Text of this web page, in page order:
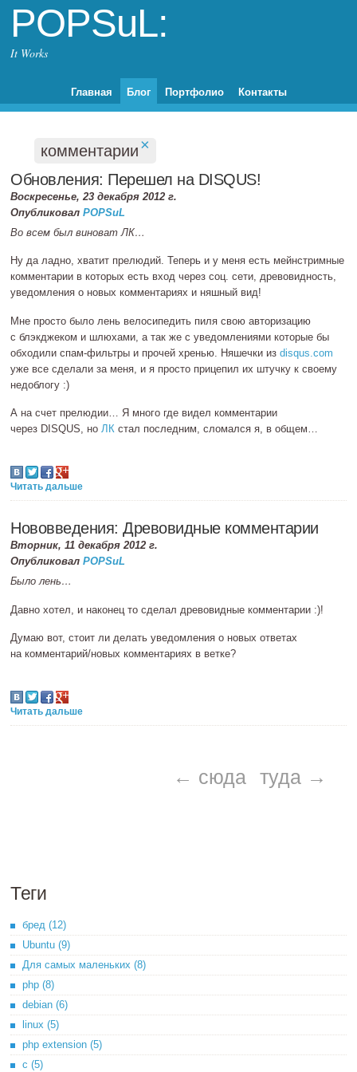
POPSuL:
It Works
Главная Блог Портфолио Контакты
комментарии×
Обновления: Перешел на DISQUS!
Воскресенье, 23 декабря 2012 г.
ОпубликовалPOPSuL
Во всем был виноват ЛК…
Ну да ладно, хватит прелюдий. Теперь и у меня есть мейнстримные
комментарии в которых есть вход через соц. сети, древовидность,
уведомления о новых комментариях и няшный вид!
Мне просто было лень велосипедить пиля свою авторизацию
с блэкджеком и шлюхами, а так же с уведомлениями которые бы
обходилиспам‐фильтры и прочей хренью. Няшечки изdisqus.com
уже все сделали за меня, и я просто прицепил их штучку к своему
недоблогу :)
А на счет прелюдии… Я много где видел комментарии
через DISQUS, ноЛК стал последним, сломался я, в общем…
Читать дальше
Нововведения: Древовидные комментарии
Вторник, 11 декабря 2012 г.
ОпубликовалPOPSuL
Было лень…
Давно хотел, и наконец то сделал древовидные комментарии :)!
Думаю вот, стоит ли делать уведомления о новых ответах
на комментарий/новых комментариях в ветке?
Читать дальше
← сюда туда →
Теги
бред (12)
Ubuntu (9)
Для самых маленьких (8)
php (8)
debian (6)
linux (5)
php extension (5)
c (5)